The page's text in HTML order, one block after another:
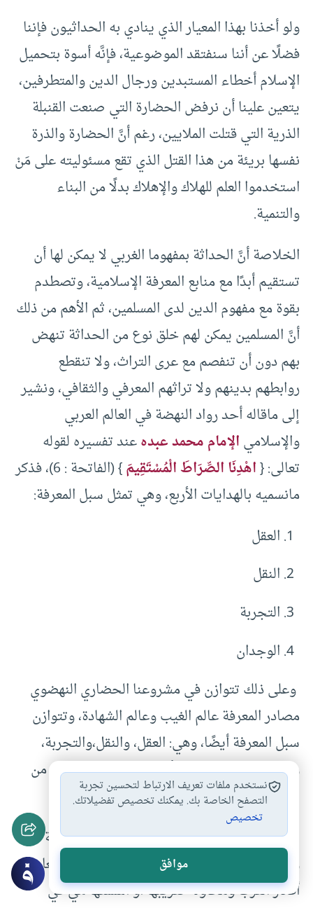
ولو أخذنا بهذا المعيار الذي ينادي به الحداثيون فإننا
فضلًا عن أننا سنفتقد الموضوعية، فإنَّه أسوة بتحميل
الإسلام أخطاء المستبدين ورجال الدين والمتطرفين،
يتعين علينا أن نرفض الحضارة التي صنعت القنبلة
الذرية التي قتلت الملايين، رغم أنَّ الحضارة والذرة
نفسها بريئة من هذا القتل الذي تقع مسئوليته على مَنْ
استخدموا العلم للهلاك والإهلاك بدلًا من البناء
والتنمية.
الخلاصة أنَّ الحداثة بمفهوما الغربي لا يمكن لها أن
تستقيم أبدًا مع منابع المعرفة الإسلامية، وتصطدم
بقوة مع مفهوم الدين لدى المسلمين، ثم الأهم من ذلك
أنَّ المسلمين يمكن لهم خلق نوع من الحداثة تنهض
بهم دون أن تنفصم مع عرى التراث، ولا تنقطع
روابطهم بدينهم ولا تراثهم المعرفي والثقافي، ونشير
إلى ماقاله أحد رواد النهضة في العالم العربي
والإسلاميالإمام محمد عبدهعند تفسيره لقوله
تعالى: {اهْدِنَا الصِّرَاطَ الْمُسْتَقِيمَ
} (الفاتحة : 6)، فذكر
مانسميه بالهدايات الأربع، وهي تمثل سبل المعرفة:
العقل
النقل
التجربة
الوجدان
وعلى ذلك تتوازن في مشروعنا الحضاري النهضوي
مصادر المعرفة عالم الغيب وعالم الشهادة، وتتوازن
سبل المعرفة أيضًا، وهي: العقل، والنقل،والتجربة،
والوجدان، لننجو من المأزق الذي وقعت فيه كل من
الوضعية والمادية [13] .
إن الدوافع مختلفةٌ والبيئة الاجتماعية والمعرفية
والدينية بيننا وبين الغرب مختلفٌة؛ لذا فإنَّ استعارة
أفكار الغرب ومحاولة تعريبها أو أسلمتها هي في
نستخدم ملفات تعريف الارتباط لتحسين تجربة
التصفح الخاصة بك. يمكنك تخصيص تفضيلاتك.
تخصيص
موافق